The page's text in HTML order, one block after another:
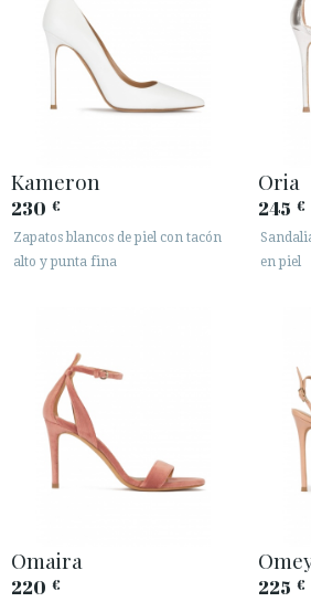
Kameron
230 €
Zapatos blancos de piel con tacón
alto y punta fina
Oria
245 €
en piel
Omaira
220 € 225 €